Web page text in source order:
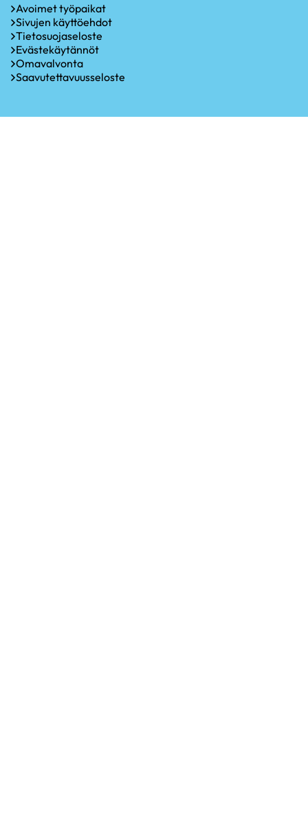
Avoimet työpaikat
Sivujen käyttöehdot
Tietosuojaseloste
Evästekäytännöt
Omavalvonta
Saavutettavuusseloste